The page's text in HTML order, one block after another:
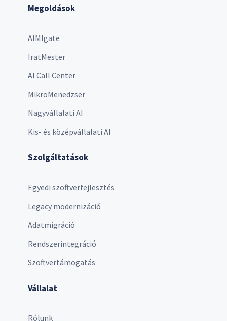
Megoldások
AIMIgate
IratMester
AI Call Center
MikroMenedzser
Nagyvállalati AI
Kis- és középvállalati AI
Szolgáltatások
Egyedi szoftverfejlesztés
Legacy modernizáció
Adatmigráció
Rendszerintegráció
Szoftvertámogatás
Vállalat
Rólunk